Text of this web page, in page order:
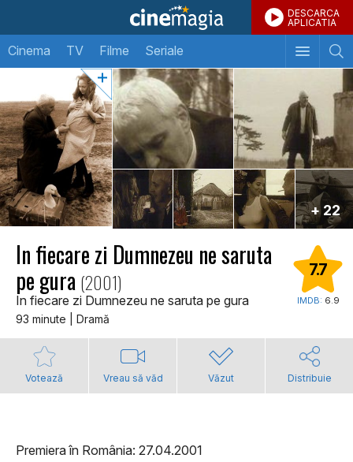
DESCARCA
APLICATIA
Cinema TV Filme Seriale
+ 22
In fiecare zi Dumnezeu ne saruta
pe gura (2001)
In fiecare zi Dumnezeu ne saruta pe gura
93 minute | Dramă
7.7
IMDB: 6.9
Votează Vreau să văd Văzut Distribuie
Premiera în România: 27.04.2001